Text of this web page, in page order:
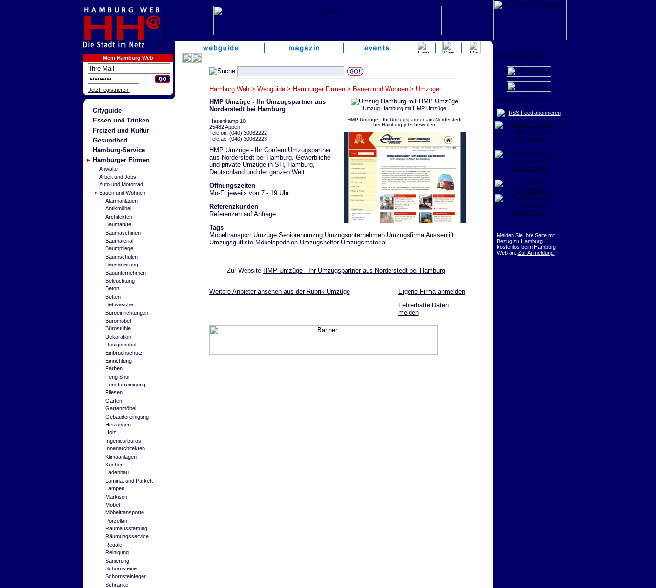
Mein Hamburg Web
Jetzt registrieren!
Cityguide
Essen und Trinken
Freizeit und Kultur
Gesundheit
Hamburg-Service
Hamburger Firmen
Anwälte
Arbeit und Jobs
Auto und Motorrad
Bauen und Wohnen
Alarmanlagen
Antikmöbel
Architekten
Baumärkte
Baumaschinen
Baumaterial
Baumpflege
Baumschulen
Bausanierung
Bauunternehmen
Beleuchtung
Beton
Betten
Bettwäsche
Büroeinrichtungen
Büromöbel
Bürostühle
Dekoration
Designmöbel
Einbruchschutz
Einrichtung
Farben
Feng Shui
Fensterreinigung
Fliesen
Garten
Gartenmöbel
Gebäudereinigung
Heizungen
Holz
Ingenieurbüros
Innenarchitekten
Klimaanlagen
Küchen
Ladenbau
Laminat und Parkett
Lampen
Markisen
Möbel
Möbeltransporte
Porzellan
Raumausstattung
Räumungsservice
Regale
Reinigung
Sanierung
Schornsteine
Schornsteinfeger
Schränke
Hamburg Web> Webguide> Hamburger Firmen> Bauen und Wohnen> Umzüge
Umzug Hamburg mit HMP Umzüge
HMP Umzüge - Ihr Umzugspartner aus Norderstedt
bei Hamburg jetzt bewerten
HMP Umzüge - Ihr Umzugspartner aus
Norderstedt bei Hamburg
Hasenkamp 10,
25482 Appen
Telefon: (040) 30062222
Telefax: (040) 30062223
HMP Umzüge - Ihr Confern Umzugspartner
aus Norderstedt bei Hamburg. Gewerbliche
und private Umzüge in SH, Hamburg,
Deutschland und der ganzen Welt.
Öffnungszeiten
Mo-Fr jeweils von 7 - 19 Uhr
Referenzkunden
Referenzen auf Anfrage
Tags
Möbeltransport Umzüge Seniorenumzug UmzugsunternehmenUmzugsfirma Aussenlift
Umzugsgutliste Möbelspedition Umzugshelfer Umzugsmaterial
Zur Website HMP Umzüge - Ihr Umzugspartner aus Norderstedt bei Hamburg
Weitere Anbieter ansehen aus der Rubrik Umzüge
Eigene Firma anmelden
Fehlerhafte Daten
melden
RSS Feed abonnieren
Melden Sie Ihre Seite mit
Bezug zu Hamburg
kostenlos beim Hamburg-
Web an. Zur Anmeldung.